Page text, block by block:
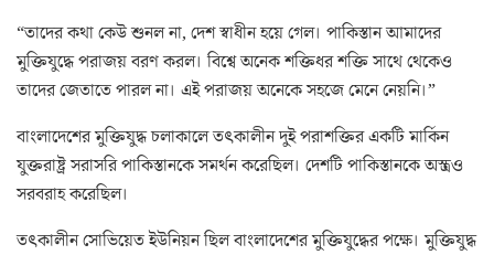
“তাদের কথা কেউ শুনল না, দেশ স্বাধীন হয়ে গেল। পাকিস্তান আমাদের
মুক্তিযুদ্ধে পরাজয় বরণ করল। বিশ্বে অনেক শক্তিধর শক্তি সাথে থেকেও
তাদের জেতাতে পারল না। এই পরাজয় অনেকে সহজে মেনে নেয়নি।”
বাংলাদেশের মুক্তিযুদ্ধ চলাকালে তৎকালীন দুই পরাশক্তির একটি মার্কিন
যুক্তরাষ্ট্র সরাসরি পাকিস্তানকে সমর্থন করেছিল। দেশটি পাকিস্তানকে অস্ত্রও
সরবরাহ করেছিল।
তৎকালীন সোভিয়েত ইউনিয়ন ছিল বাংলাদেশের মুক্তিযুদ্ধের পক্ষে। মুক্তিযুদ্ধ